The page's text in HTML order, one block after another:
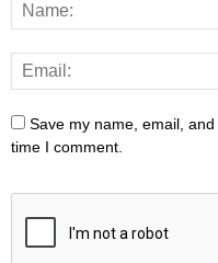
Save my name, email,
time I comment.